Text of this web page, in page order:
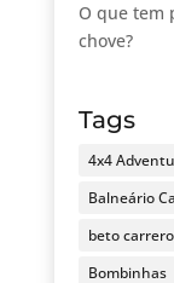
O que tem
chove?
Tags
4x4
Balneário
beto carrero
Bombinhas